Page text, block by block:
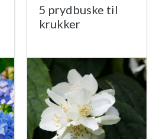
5 prydbuske til
krukker